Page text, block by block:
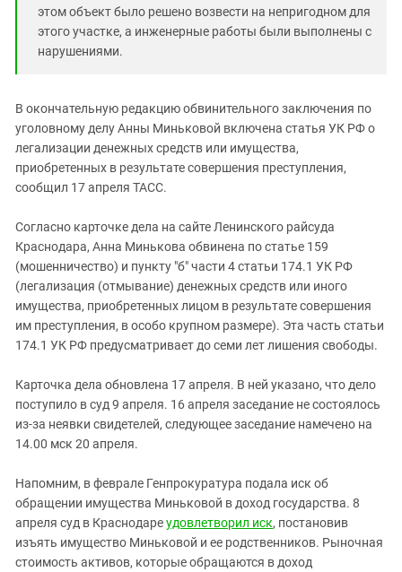
Южная Осетия
Южный Кавказ
этом объект было решено возвести на непригодном для
этого участке, а инженерные работы были выполнены с
нарушениями.
В окончательную редакцию обвинительного заключения по
уголовному делу Анны Миньковой включена статья УК РФ о
легализации денежных средств или имущества,
приобретенных в результате совершения преступления,
сообщил 17 апреля ТАСС.
Согласно карточке дела на сайте Ленинского райсуда
Краснодара, Анна Минькова обвинена по статье 159
(мошенничество) и пункту "б" части 4 статьи 174.1 УК РФ
(легализация (отмывание) денежных средств или иного
имущества, приобретенных лицом в результате совершения
им преступления, в особо крупном размере). Эта часть статьи
174.1 УК РФ предусматривает до семи лет лишения свободы.
Карточка дела обновлена 17 апреля. В ней указано, что дело
поступило в суд 9 апреля. 16 апреля заседание не состоялось
из-за неявки свидетелей, следующее заседание намечено на
14.00 мск 20 апреля.
Напомним, в феврале Генпрокуратура подала иск об
обращении имущества Миньковой в доход государства. 8
апреля суд в Краснодареудовлетворил иск, постановив
изъять имущество Миньковой и ее родственников. Рыночная
стоимость активов, которые обращаются в доход